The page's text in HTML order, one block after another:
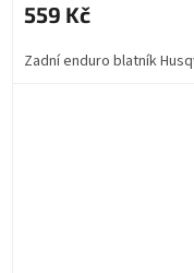
559 Kč
Zadní enduro blatník